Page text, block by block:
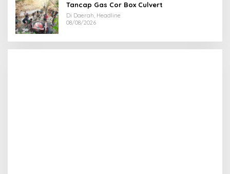
Tancap Gas Cor Box Culvert
Di Daerah, Headline
08/08/2026